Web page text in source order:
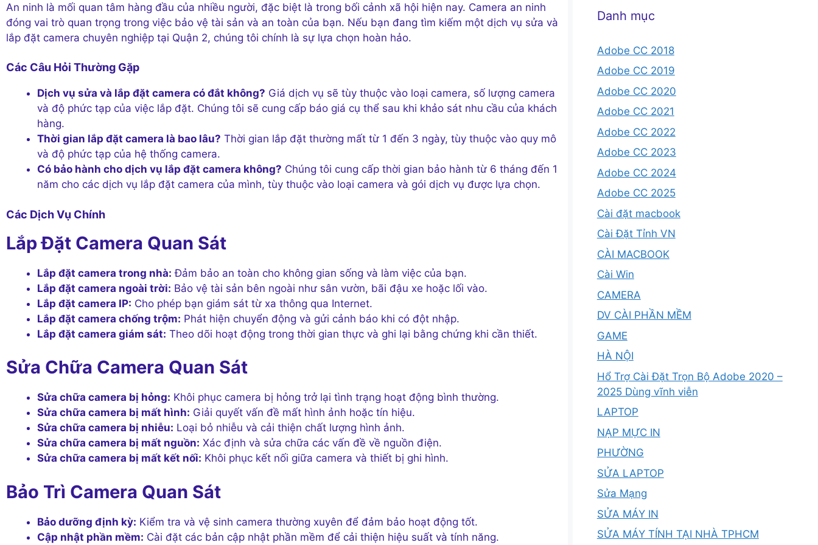
An ninh là mối quan tâm hàng đầu của nhiều người, đặc biệt là trong bối cảnh xã hội hiện nay. Camera an ninh
đóng vai trò quan trọng trong việc bảo vệ tài sản và an toàn của bạn. Nếu bạn đang tìm kiếm một dịch vụ sửa và
lắp đặt camera chuyên nghiệp tại Quận 2, chúng tôi chính là sự lựa chọn hoàn hảo.
Các Câu Hỏi Thường Gặp
Dịch vụ sửa và lắp đặt camera có đắt không? Giá dịch vụ sẽ tùy thuộc vào loại camera, số lượng camera
và độ phức tạp của việc lắp đặt. Chúng tôi sẽ cung cấp báo giá cụ thể sau khi khảo sát nhu cầu của khách
hàng.
Thời gian lắp đặt camera là bao lâu? Thời gian lắp đặt thường mất từ 1 đến 3 ngày, tùy thuộc vào quy mô
và độ phức tạp của hệ thống camera.
Có bảo hành cho dịch vụ lắp đặt camera không? Chúng tôi cung cấp thời gian bảo hành từ 6 tháng đến 1
năm cho các dịch vụ lắp đặt camera của mình, tùy thuộc vào loại camera và gói dịch vụ được lựa chọn.
Các Dịch Vụ Chính
Lắp Đặt Camera Quan Sát
Lắp đặt camera trong nhà: Đảm bảo an toàn cho không gian sống và làm việc của bạn.
Lắp đặt camera ngoài trời: Bảo vệ tài sản bên ngoài như sân vườn, bãi đậu xe hoặc lối vào.
Lắp đặt camera IP: Cho phép bạn giám sát từ xa thông qua Internet.
Lắp đặt camera chống trộm: Phát hiện chuyển động và gửi cảnh báo khi có đột nhập.
Lắp đặt camera giám sát: Theo dõi hoạt động trong thời gian thực và ghi lại bằng chứng khi cần thiết.
Sửa Chữa Camera Quan Sát
Sửa chữa camera bị hỏng: Khôi phục camera bị hỏng trở lại tình trạng hoạt động bình thường.
Sửa chữa camera bị mất hình: Giải quyết vấn đề mất hình ảnh hoặc tín hiệu.
Sửa chữa camera bị nhiễu: Loại bỏ nhiễu và cải thiện chất lượng hình ảnh.
Sửa chữa camera bị mất nguồn: Xác định và sửa chữa các vấn đề về nguồn điện.
Sửa chữa camera bị mất kết nối: Khôi phục kết nối giữa camera và thiết bị ghi hình.
Bảo Trì Camera Quan Sát
Bảo dưỡng định kỳ: Kiểm tra và vệ sinh camera thường xuyên để đảm bảo hoạt động tốt.
Cập nhật phần mềm: Cài đặt các bản cập nhật phần mềm để cải thiện hiệu suất và tính năng.
Danh mục
Adobe CC 2018
Adobe CC 2019
Adobe CC 2020
Adobe CC 2021
Adobe CC 2022
Adobe CC 2023
Adobe CC 2024
Adobe CC 2025
Cài đặt macbook
Cài Đặt Tỉnh VN
CÀI MACBOOK
Cài Win
CAMERA
DV CÀI PHẦN MỀM
GAME
HÀ NỘI
Hổ Trợ Cài Đặt Trọn Bộ Adobe 2020 –
2025 Dùng vĩnh viễn
LAPTOP
NẠP MỰC IN
PHƯỜNG
SỬA LAPTOP
Sửa Mạng
SỬA MÁY IN
SỬA MÁY TÍNH TẠI NHÀ TPHCM